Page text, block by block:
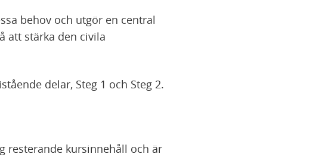
behov och utgör en central
att stärka den civila
delar, Steg 1 och Steg 2.
resterande kursinnehåll och är